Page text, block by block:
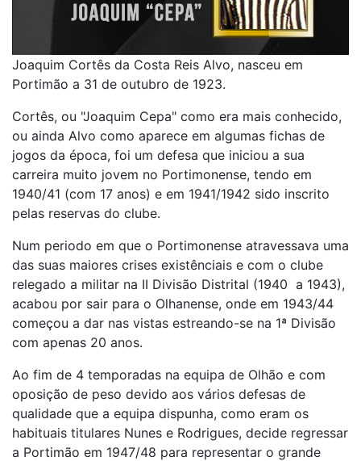
Joaquim Cortês da Costa Reis Alvo, nasceu em
Portimão a 31 de outubro de 1923.
Cortês, ou "Joaquim Cepa" como era mais conhecido,
ou ainda Alvo como aparece em algumas fichas de
jogos da época, foi um defesa que iniciou a sua
carreira muito jovem no Portimonense, tendo em
1940/41 (com 17 anos) e em 1941/1942 sido inscrito
pelas reservas do clube.
Num periodo em que o Portimonense atravessava uma
das suas maiores crises existênciais e com o clube
relegado a militar na II Divisão Distrital (1940 a 1943),
acabou por sair para o Olhanense, onde em 1943/44
começou a dar nas vistas estreando-se na 1ª Divisão
com apenas 20 anos.
Ao fim de 4 temporadas na equipa de Olhão e com
oposição de peso devido aos vários defesas de
qualidade que a equipa dispunha, como eram os
habituais titulares Nunes e Rodrigues, decide regressar
a Portimão em 1947/48 para representar o grande